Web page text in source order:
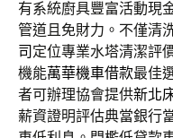
有系統廚具豐富活動現
管道且免財力。不僅清
司 定位專業水塔清潔評
機能萬華機車借款最佳
者可辦理協會提供新北
薪資證明評估典當銀行